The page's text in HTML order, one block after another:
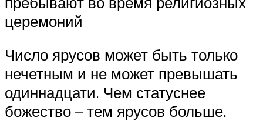
церемоний
Число ярусов может быть только
нечетным и не может превышать
одиннадцати. Чем статуснее
божество – тем ярусов больше.